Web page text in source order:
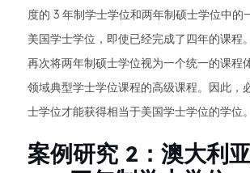
度的 3 年制学士学位和两年制硕士学位中的
美国学士学位，即使已经完成了四年的课程
再次将两年制硕士学位视为一个统一的课程
领域典型学士学位课程的高级课程。因此，
士学位才能获得相当于美国学士学位的学位。
案例研究 2：澳大利